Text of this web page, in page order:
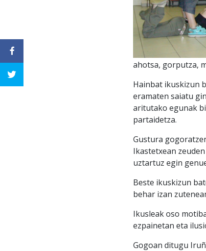
ahotsa, gorputza,
Hainbat ikuskizun
eramaten saiatu
aritutako egunak
partaidetza.
Gustura
Ikastetxean
uztartuz egin
Beste ikuskizun
behar izan
Ikusleak oso
ezpainetan eta
Gogoan ditugu